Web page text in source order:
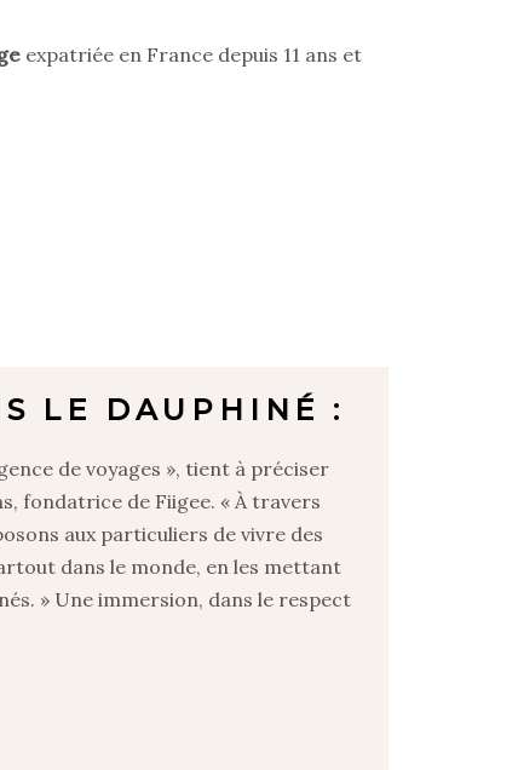
expatriée en France depuis 11 ans et
LE DAUPHINÉ :
de voyages », tient à préciser
fondatrice de Fiigee. « À travers
aux particuliers de vivre des
dans le monde, en les mettant
» Une immersion, dans le respect